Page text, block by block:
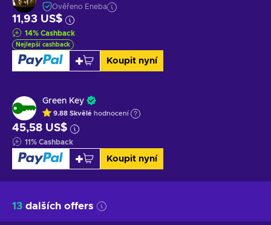
Ověřeno Eneba
11,93 US$
14% Cashback
Nejlepší cashback
Koupit nyní
Green Key
9.88 Skvělé hodnocení
45,58 US$
11% Cashback
Koupit nyní
13 dalších offers